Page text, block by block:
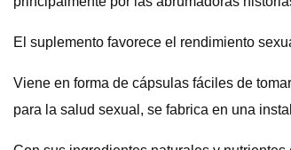
El suplemento favorece el rendimiento
Viene en forma de cápsulas fáciles de
para la salud sexual, se fabrica en una